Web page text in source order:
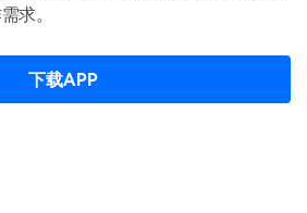
求。
下载APP